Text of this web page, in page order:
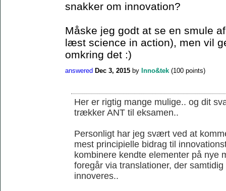
snakker om innovation?
Måske jeg godt at se en smule
læst science in action), men vil
omkring det :)
answered Dec 3, 2015 by Inno&tek (100 points)
Her er rigtig mange mulige.. og dit
trækker ANT til eksamen..
Personligt har jeg svært ved at
mest principielle bidrag til
kombinere kendte elementer på nye
foregår via translationer, der
innoveres..